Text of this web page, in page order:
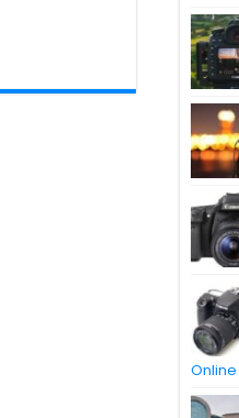
Online